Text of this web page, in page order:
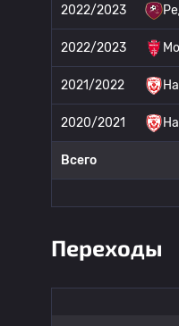
2022/2023
2022/2023
2021/2022
2020/2021
Всего
Переходы